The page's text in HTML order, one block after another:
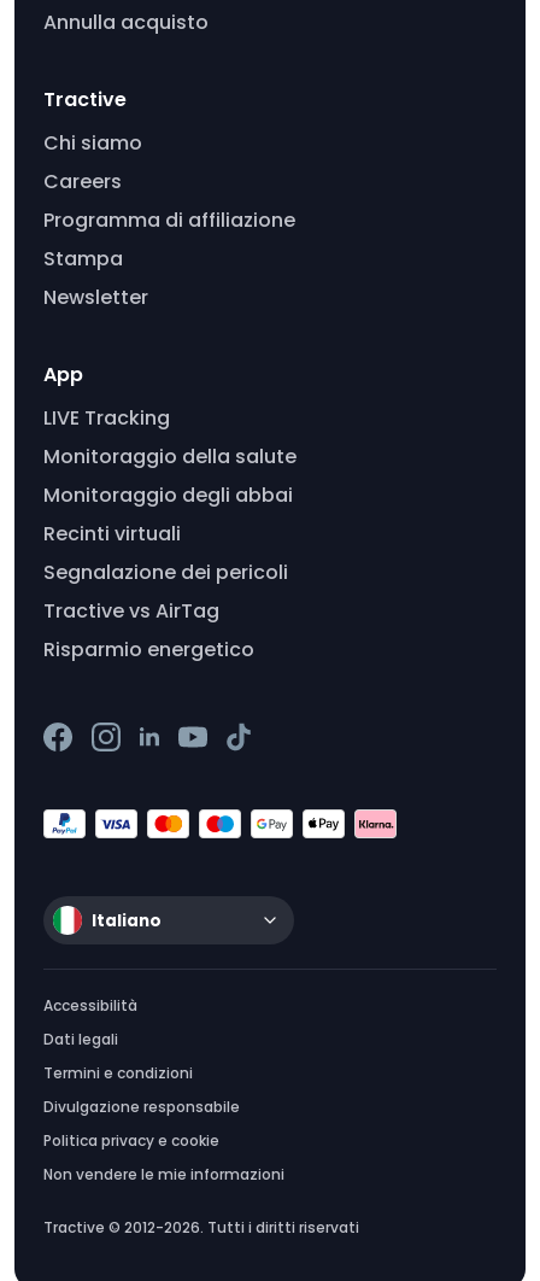
Annulla acquisto
Tractive
Chi siamo
Careers
Programma di affiliazione
Stampa
Newsletter
App
LIVE Tracking
Monitoraggio della salute
Monitoraggio degli abbai
Recinti virtuali
Segnalazione dei pericoli
Tractive vs AirTag
Risparmio energetico
Italiano
Accessibilità
Dati legali
Termini e condizioni
Divulgazione responsabile
Politica privacy e cookie
Non vendere le mie informazioni
Tractive © 2012-2026. Tutti i diritti riservati